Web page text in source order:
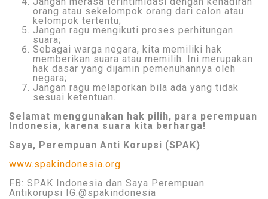
orang atau sekelompok orang dari calon atau
kelompok tertentu;
Jangan ragu mengikuti proses perhitungan
suara;
Sebagai warga negara, kita memiliki hak
memberikan suara atau memilih. Ini merupakan
hak dasar yang dijamin pemenuhannya oleh
negara;
Jangan ragu melaporkan bila ada yang tidak
sesuai ketentuan.
Selamat menggunakan hak pilih, para perempuan
Indonesia, karena suara kita berharga!
Saya, Perempuan Anti Korupsi (SPAK)
www.spakindonesia.org
FB: SPAK Indonesia dan Saya Perempuan
Antikorupsi IG:@spakindonesia